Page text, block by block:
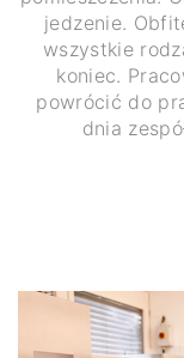
jedzenie.
wszystkie
koniec.
powrócić do
dnia